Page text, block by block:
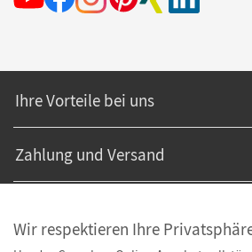
Ihre Vorteile bei uns
Zahlung und Versand
Wir respektieren Ihre